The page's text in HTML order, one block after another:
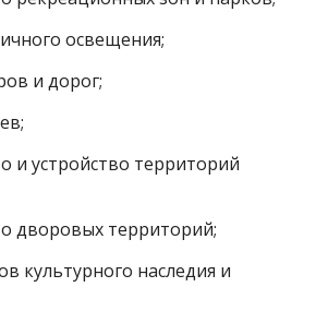
освещения;
и дорог;
и устройство территорий
дворовых территорий;
культурного наследия и